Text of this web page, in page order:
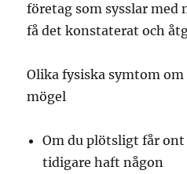
företag som sysslar med
få det konstaterat och
Olika fysiska symtom
mögel
Om du plötsligt får
tidigare haft någon